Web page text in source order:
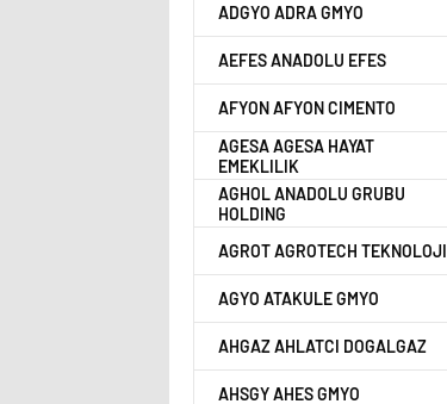
ADGYO ADRA GMYO
AEFES ANADOLU EFES
AFYON AFYON CIMENTO
AGESA AGESA HAYAT
EMEKLILIK
AGHOL ANADOLU GRUBU
HOLDING
AGROT AGROTECH TEKNOLOJI
AGYO ATAKULE GMYO
AHGAZ AHLATCI DOGALGAZ
AHSGY AHES GMYO